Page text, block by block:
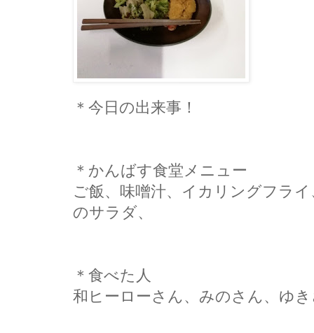
＊今日の出来事！
＊かんばす食堂メニュー
ご飯、味噌汁、イカリングフラ
のサラダ、
＊食べた人
和ヒーローさん、みのさん、ゆ